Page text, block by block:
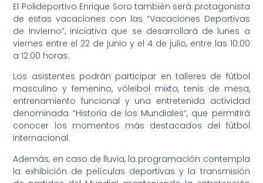
El Polideportivo Enrique Soro también será protagonista
de estas vacaciones con las “Vacaciones Deportivas
de Invierno”, iniciativa que se desarrollará de lunes a
viernes entre el 22 de junio y el 4 de julio, entre las 10:00
a 12:00 horas.
Los asistentes podrán participar en talleres de fútbol
masculino y femenino, vóleibol mixto, tenis de mesa,
entrenamiento funcional y una entretenida actividad
denominada “Historia de los Mundiales”, que permitirá
conocer los momentos más destacados del fútbol
internacional.
Además, en caso de lluvia, la programación contempla
la exhibición de películas deportivas y la transmisión